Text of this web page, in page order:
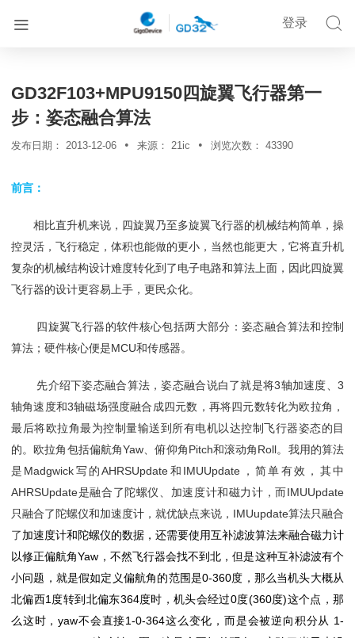
 
登录
首页
GD32F103+MPU9150四旋翼飞行器第一
步：姿态融合算法
发布日期： 2013-12-06 • 来源： 21ic • 浏览次数： 43390
前言：
相比直升机来说，四旋翼乃至多旋翼飞行器的机械结构简单，操
控灵活，飞行稳定，体积也能做的更小，当然也能更大，它将直升机
复杂的机械结构设计难度转化到了电子电路和算法上面，因此四旋翼
飞行器的设计更容易上手，更民众化。
四旋翼飞行器的软件核心包括两大部分：姿态融合算法和控制
算法；硬件核心便是MCU和传感器。
先介绍下姿态融合算法，姿态融合说白了就是将3轴加速度、3
轴角速度和3轴磁场强度融合成四元数，再将四元数转化为欧拉角，
最后将欧拉角最为控制量输送到所有电机以达控制飞行器姿态的目
的。欧拉角包括偏航角Yaw、俯仰角 Pitch和滚动角 Roll。我用的算法
是 Madgwick 写的AHRSUpdate 和 IMUUpdate ，简单有效，其中
AHRSUpdate是融合了陀螺仪、加速度计和磁力计，而 IMUUpdate
只融合了陀螺仪和加速度计，就优缺点来说， IMUupdate算法只融合
了 加速度计和陀螺仪的数据，还需要使用互补滤波算法来融合磁力计
以修正偏航角Yaw ，不然飞行器会找不到北，但是这种互补滤波有个
小问题，就是假如定义偏航角的范围是0-360度，那么当机头大概从
北偏西1 度转到北偏东364度时，机头会经过0度(360度)这个点，那
么这时，yaw不会直接1-0-364这么变化，而是会被逆向积分从 1-